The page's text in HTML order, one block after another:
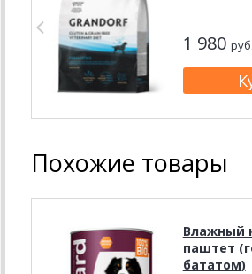
1 980 руб.
Похожие товары
Влажный
паштет
бататом)